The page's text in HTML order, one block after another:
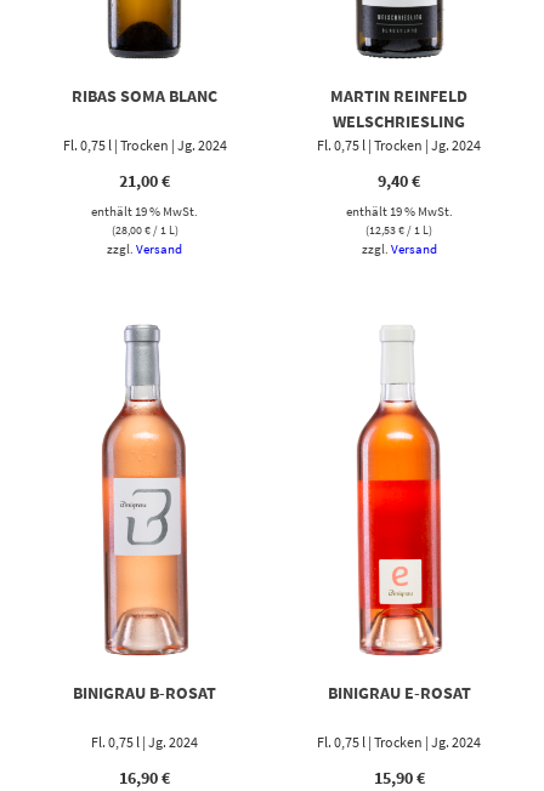
RIBAS SOMA BLANC
Fl. 0,75 l | Trocken | Jg. 2024
21,00€
enthält 19 % MwSt.
(28,00€/ 1 L)
zzgl.Versand
MARTIN REINFELD
WELSCHRIESLING
Fl. 0,75 l | Trocken | Jg. 2024
9,40€
enthält 19 % MwSt.
(12,53€ / 1 L)
zzgl. Versand
BINIGRAU B-ROSAT
Fl. 0,75 l | Jg. 2024
16,90€
BINIGRAU E-ROSAT
Fl. 0,75 l | Trocken | Jg. 2024
15,90€